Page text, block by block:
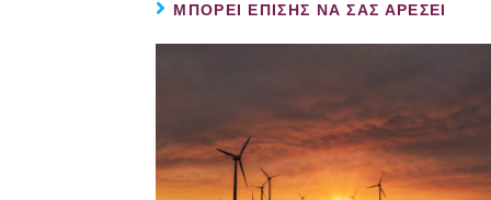
ΜΠΟΡΕΊ ΕΠΊΣΗΣ ΝΑ ΣΑΣ ΑΡΈΣΕΙ